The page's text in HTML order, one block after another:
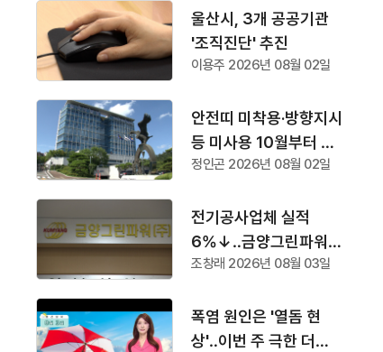
울산시, 3개 공공기관
'조직진단' 추진
이용주 2026년 08월 02일
안전띠 미착용·방향지시
등 미사용 10월부터 단
속
정인곤 2026년 08월 02일
전기공사업체 실적
6%↓‥금양그린파워
'수주 1위'
조창래 2026년 08월 03일
폭염 원인은 '열돔 현
상'‥이번 주 극한 더위